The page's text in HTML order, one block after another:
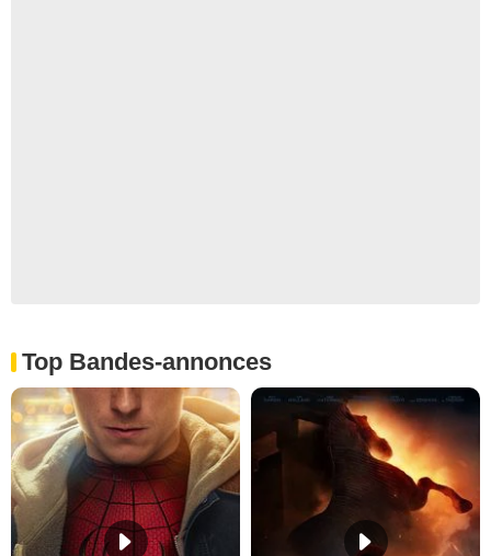
Top Bandes-annonces